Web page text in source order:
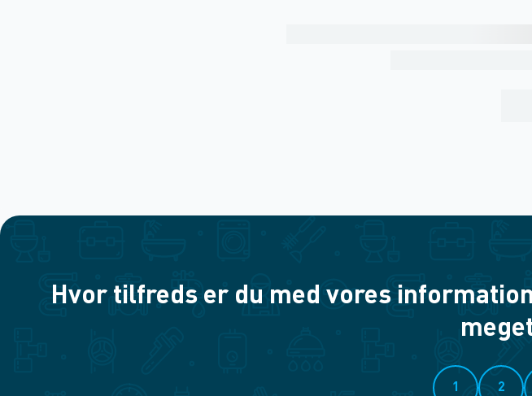
Hvor tilfreds er du med vores
1 2